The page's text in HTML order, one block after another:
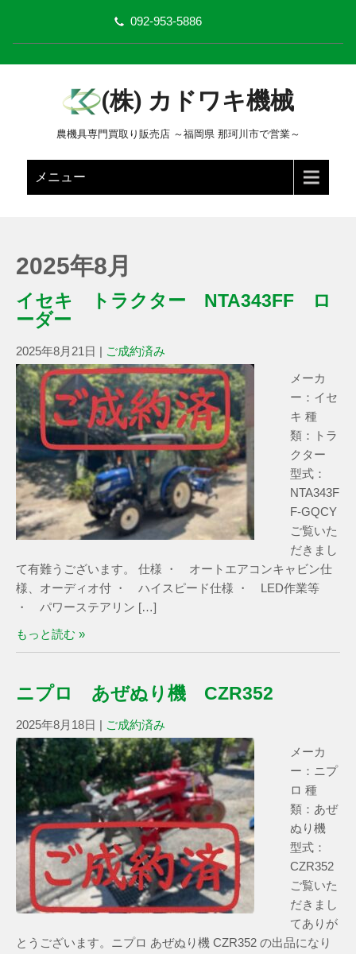
092-953-5886
(株) カドワキ機械
農機具専門買取り販売店 ～福岡県 那珂川市で営業～
メニュー
2025年8月
イセキ トラクター NTA343FF ロ
ーダー
2025年8月21日 | ご成約済み
メーカ
ー：イセ
キ 種
類：トラ
クター
型式：
NTA343F
F-GQCY
ご覧いた
だきまし
て有難うございます。 仕様 ・ オートエアコンキャビン仕
様、オーディオ付 ・ ハイスピード仕様 ・ LED作業等
・ パワーステアリン […]
もっと読む »
ニプロ あぜぬり機 CZR352
2025年8月18日 | ご成約済み
メーカ
ー：ニプ
ロ 種
類：あぜ
ぬり機
型式：
CZR352
ご覧いた
だきまし
てありが
とうございます。ニプロ あぜぬり機 CZR352 の出品になり